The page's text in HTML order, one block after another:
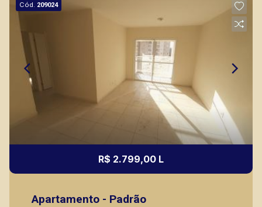
Cód. 209024
R$ 2.799,00 L
Apartamento - Padrão